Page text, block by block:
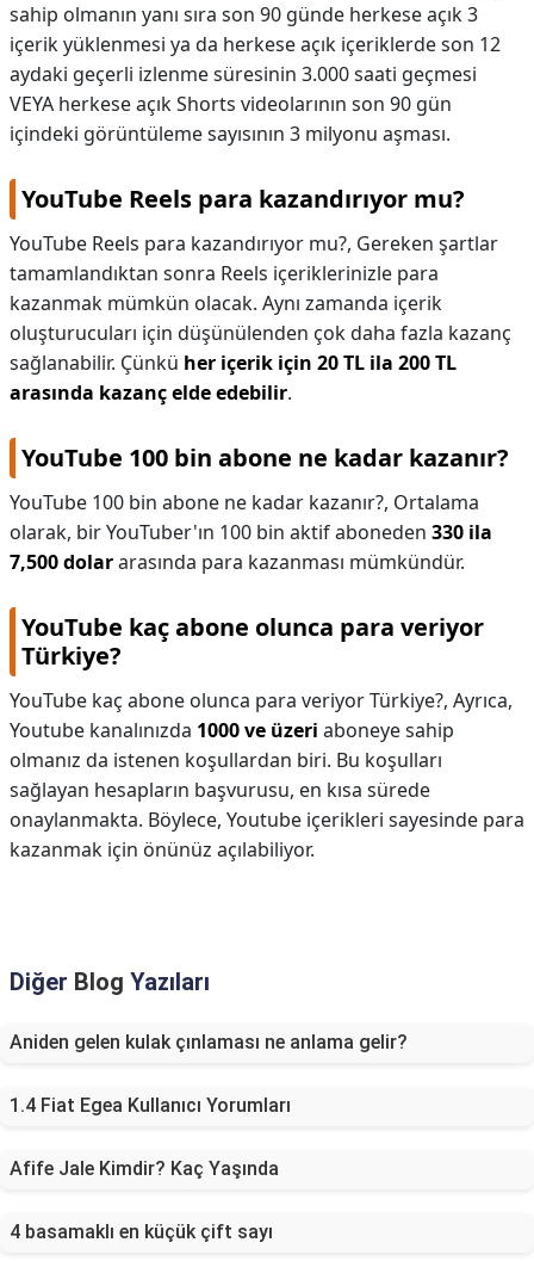
sahip olmanın yanı sıra son 90 günde herkese açık 3
içerik yüklenmesi ya da herkese açık içeriklerde son 12
aydaki geçerli izlenme süresinin 3.000 saati geçmesi
VEYA herkese açık Shorts videolarının son 90 gün
içindeki görüntüleme sayısının 3 milyonu aşması.
YouTube Reels para kazandırıyor mu?
YouTube Reels para kazandırıyor mu?, Gereken şartlar
tamamlandıktan sonra Reels içeriklerinizle para
kazanmak mümkün olacak. Aynı zamanda içerik
oluşturucuları için düşünülenden çok daha fazla kazanç
sağlanabilir. Çünkü her içerik için 20 TL ila 200 TL
arasında kazanç elde edebilir.
YouTube 100 bin abone ne kadar kazanır?
YouTube 100 bin abone ne kadar kazanır?, Ortalama
olarak, bir YouTuber'ın 100 bin aktif aboneden 330 ila
7,500 dolararasında para kazanması mümkündür.
YouTube kaç abone olunca para veriyor
Türkiye?
YouTube kaç abone olunca para veriyor Türkiye?, Ayrıca,
Youtube kanalınızda 1000 ve üzeri aboneye sahip
olmanız da istenen koşullardan biri. Bu koşulları
sağlayan hesapların başvurusu, en kısa sürede
onaylanmakta. Böylece, Youtube içerikleri sayesinde para
kazanmak için önünüz açılabiliyor.
Diğer Blog Yazıları
Aniden gelen kulak çınlaması ne anlama gelir?
1.4 Fiat Egea Kullanıcı Yorumları
Afife Jale Kimdir? Kaç Yaşında
4 basamaklı en küçük çift sayı